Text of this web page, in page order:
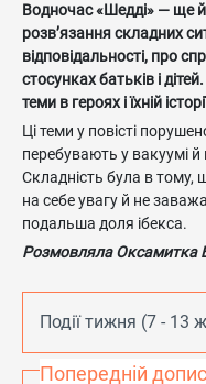
Водночас «Шедді» — ще й
розв’язання складних
відповідальності, про
стосунках батьків і
теми в героях і їхній
Ці теми у повісті
перебувають у вакуумі
Складність була в тому,
на себе увагу й не
подальша доля ібекса.
Розмовляла Оксамитка
Події тижня (7 - 13
Попередній допис